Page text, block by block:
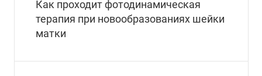
Как проходит фотодинамическая
терапия при новообразованиях шейки
матки